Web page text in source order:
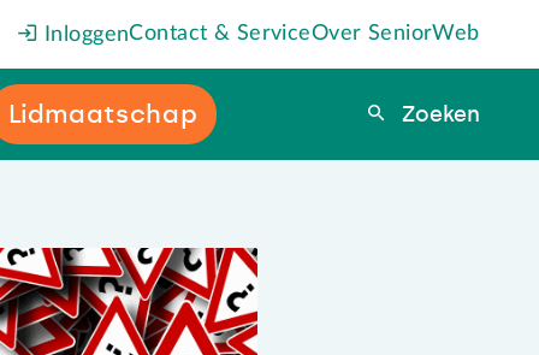
InloggenContact & ServiceOver SeniorWeb
Lidmaatschap Zoeken
Zoeken